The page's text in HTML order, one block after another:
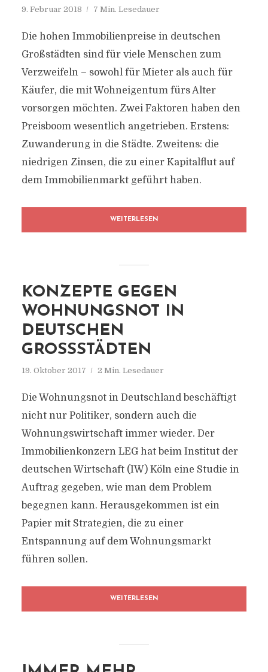
9. Februar 2018 7 Min. Lesedauer
Die hohen Immobilienpreise in deutschen
Großstädten sind für viele Menschen zum
Verzweifeln – sowohl für Mieter als auch für
Käufer, die mit Wohneigentum fürs Alter
vorsorgen möchten. Zwei Faktoren haben den
Preisboom wesentlich angetrieben. Erstens:
Zuwanderung in die Städte. Zweitens: die
niedrigen Zinsen, die zu einer Kapitalflut auf
dem Immobilienmarkt geführt haben.
WEITERLESEN
KONZEPTE GEGEN
WOHNUNGSNOT IN
DEUTSCHEN
GROSSSTÄDTEN
19. Oktober 2017 2 Min. Lesedauer
Die Wohnungsnot in Deutschland beschäftigt
nicht nur Politiker, sondern auch die
Wohnungswirtschaft immer wieder. Der
Immobilienkonzern LEG hat beim Institut der
deutschen Wirtschaft (IW) Köln eine Studie in
Auftrag gegeben, wie man dem Problem
begegnen kann. Herausgekommen ist ein
Papier mit Strategien, die zu einer
Entspannung auf dem Wohnungsmarkt
führen sollen.
WEITERLESEN